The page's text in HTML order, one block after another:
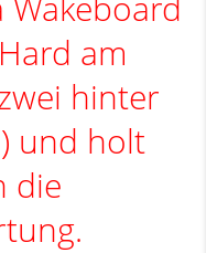
Wakeboard
am
hinter
und holt
die